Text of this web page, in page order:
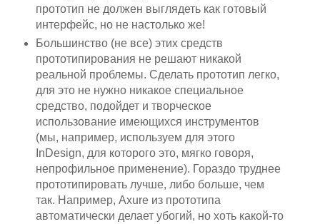
прототип не должен выглядеть как готовый
интерфейс, но не настолько же!
Большинство (не все) этих средств
прототипирования не решают никакой
реальной проблемы. Сделать прототип легко,
для это не нужно никакое специальное
средство, подойдет и творческое
использование имеющихся инструментов
(мы, например, используем для этого
InDesign, для которого это, мягко говоря,
непрофильное применение). Гораздо труднее
прототипировать лучше, либо больше, чем
так. Например, Axure из прототипа
автоматически делает убогий, но хоть какой-то